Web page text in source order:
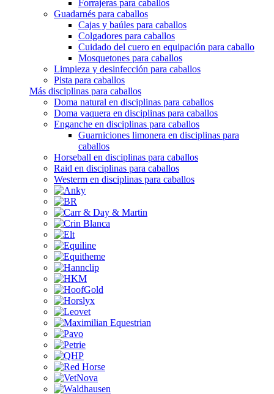
Forrajeras para caballos
Guadarnés para caballos
Cajas y baúles para caballos
Colgadores para caballos
Cuidado del cuero en equipación para caballo
Mosquetones para caballos
Limpieza y desinfección para caballos
Pista para caballos
Más disciplinas para caballos
Doma natural en disciplinas para caballos
Doma vaquera en disciplinas para caballos
Enganche en disciplinas para caballos
Guarniciones limonera en disciplinas para
caballos
Horseball en disciplinas para caballos
Raid en disciplinas para caballos
Westerm en disciplinas para caballos